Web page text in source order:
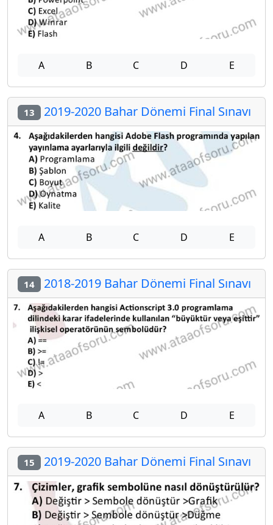
A B C D E
13 2019-2020 Bahar Dönemi Final Sınavı
A B C D E
14 2018-2019 Bahar Dönemi Final Sınavı
A B C D E
15 2019-2020 Bahar Dönemi Final Sınavı